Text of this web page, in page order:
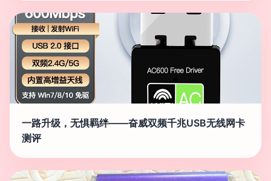
一路升级，无惧羁绊——奋威双频千兆USB无线网卡
测评